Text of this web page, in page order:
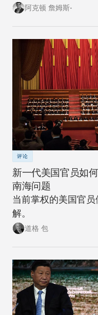
来越大。
阿克顿 詹姆斯•
评论
新一代美国官员如
南海问题
当前掌权的美国官
解。
道格 包